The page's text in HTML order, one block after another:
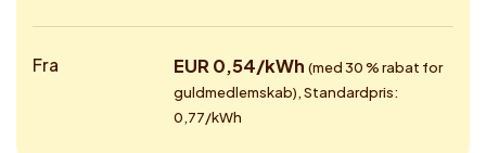
Fra EUR 0,54/kWh (med 30 % rabat for
guldmedlemskab), Standardpris:
0,77/kWh